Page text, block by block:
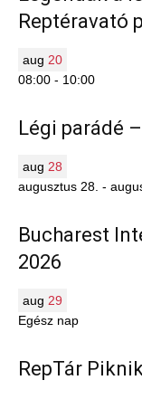
Reptéravató
aug 20
08:00 - 10:00
Légi parádé
aug 28
augusztus 28. -
Bucharest
2026
aug 29
Egész nap
RepTár